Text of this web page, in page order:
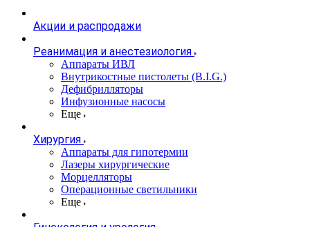
Акции и распродажи
Реанимация и анестезиология
Аппараты ИВЛ
Внутрикостные пистолеты (B.I.G.)
Дефибрилляторы
Инфузионные насосы
Еще
Хирургия
Аппараты для гипотермии
Лазеры хирургические
Морцелляторы
Операционные светильники
Еще